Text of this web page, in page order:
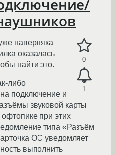
0
1
наверняка
оказалась
найти это.
либо
подключение и
звуковой карты
при этих
типа «Разъём
ОС уведомляет
выполнить